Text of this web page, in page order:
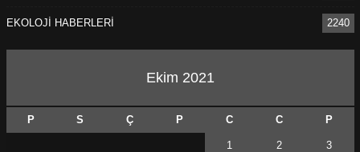
EKOLOJİ HABERLERİ 2240
Ekim 2021
P S Ç P C C P
1 2 3